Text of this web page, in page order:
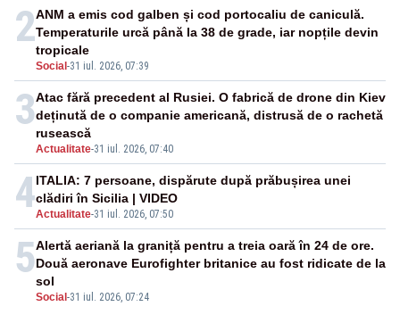
2
Social -31 iul. 2026, 07:39
ANM a emis cod galben și cod portocaliu de caniculă.
Temperaturile urcă până la 38 de grade, iar nopțile devin
tropicale
3
Actualitate-31 iul. 2026, 07:40
Atac fără precedent al Rusiei. O fabrică de drone din Kiev
deținută de o companie americană, distrusă de o rachetă
rusească
4Actualitate-31 iul. 2026, 07:50
ITALIA: 7 persoane, dispărute după prăbușirea unei
clădiri în Sicilia | VIDEO
5
Social -31 iul. 2026, 07:24
Alertă aeriană la graniță pentru a treia oară în 24 de ore.
Două aeronave Eurofighter britanice au fost ridicate de la
sol